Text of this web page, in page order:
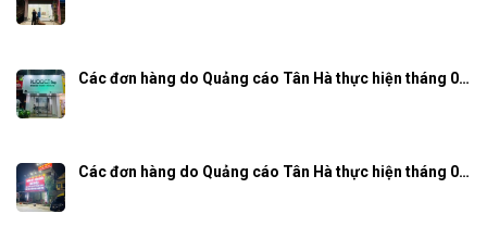
Các đơn hàng do Quảng cáo Tân Hà thực hiện tháng 0…
Các đơn hàng do Quảng cáo Tân Hà thực hiện tháng 0…